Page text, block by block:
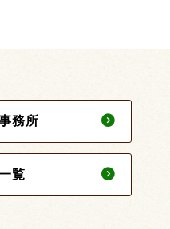
務所
覧